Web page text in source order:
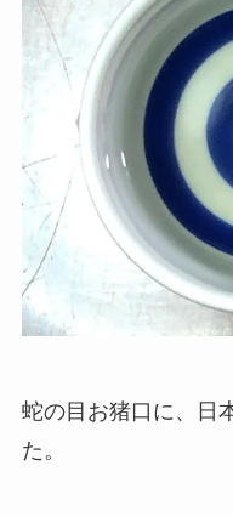
蛇の目お猪口に、日
た。